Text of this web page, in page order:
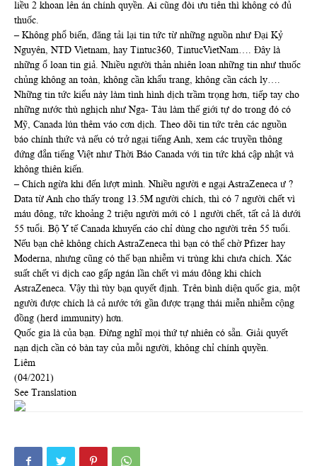
liều 2 khoan lên án chính quyền. Ai cũng đòi ưu tiên thì không có đủ
thuốc.
– Không phổ biến, đăng tải lại tin tức từ những nguồn như Đại Kỷ
Nguyên, NTD Vietnam, hay Tintuc360, TintucVietNam…. Đây là
những ổ loan tin giả. Nhiều người thản nhiên loan những tin như thuốc
chủng không an toàn, không cần khẩu trang, không cần cách ly….
Những tin tức kiểu này làm tình hình dịch trầm trọng hơn, tiếp tay cho
những nước thù nghịch như Nga- Tàu làm thế giới tự do trong đó có
Mỹ, Canada lún thêm váo cơn dịch. Theo dõi tin tức trên các nguồn
báo chính thức và nếu có trở ngại tiếng Anh, xem các truyền thông
đứng đắn tiếng Việt như Thời Báo Canada với tin tức khá cập nhật và
không thiên kiến.
– Chích ngừa khi đến lượt mình. Nhiều người e ngại AstraZeneca ư ?
Data từ Anh cho thấy trong 13.5M người chích, thì có 7 người chết vì
máu đông, tức khoảng 2 triệu người mới có 1 người chết, tất cả là dưới
55 tuổi. Bộ Y tế Canada khuyến cáo chỉ dùng cho người trên 55 tuổi.
Nếu bạn chê không chích AstraZeneca thì bạn có thể chờ Pfizer hay
Moderna, nhưng cũng có thế bạn nhiễm vi trùng khi chưa chích. Xác
suất chết vi dịch cao gấp ngán lần chết vì máu đông khi chích
AstraZeneca. Vậy thì tùy bạn quyết định. Trên bình diện quốc gia, một
người được chích là cả nước tới gần được trạng thái miễn nhiễm cộng
đồng (herd immunity) hơn.
Quốc gia là của bạn. Đừng nghĩ mọi thứ tự nhiên có sẵn. Giải quyết
nạn dịch cần có bàn tay của mỗi người, không chỉ chính quyền.
Liêm
(04/2021)
See Translation